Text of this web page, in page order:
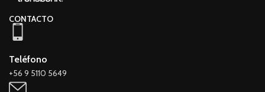
CONTACTO
Teléfono
+56 9 5110 5649